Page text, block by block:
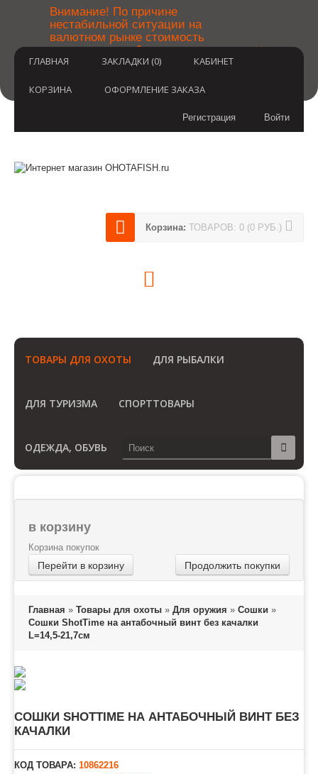
Внимание! По причине
нестабильной ситуации на
валютном рынке стоимость
товаров может быть уточнена
после оформления заказа.
неудобства.
×
ГЛАВНАЯ ЗАКЛАДКИ (0) КАБИНЕТ
КОРЗИНА ОФОРМЛЕНИЕ ЗАКАЗА
Войти
Регистрация
Корзина: ТОВАРОВ: 0 (0 РУБ.)
ТОВАРЫ ДЛЯ ОХОТЫ ДЛЯ РЫБАЛКИ
ДЛЯ ТУРИЗМА СПОРТТОВАРЫ
ОДЕЖДА, ОБУВЬ
в корзину
Корзина покупок
Перейти в корзину Продолжить покупки
Главная » Товары для охоты » Для оружия » Сошки »
Сошки ShotTime на антабочный винт без качалки
L=14,5-21,7см
СОШКИ SHOTTIME НА АНТАБОЧНЫЙ ВИНТ БЕЗ
КАЧАЛКИ
КОД ТОВАРА: 10862216